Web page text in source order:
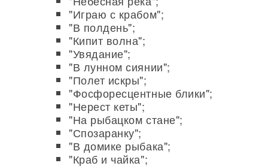
"Играю с крабом";
"В полдень";
"Кипит волна";
"Увядание";
"В лунном сиянии";
"Полет искры";
"Фосфоресцентные блики";
"Нерест кеты";
"На рыбацком стане";
"Спозаранку";
"В домике рыбака";
"Краб и чайка";